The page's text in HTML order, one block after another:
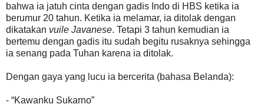
bahwa ia jatuh cinta dengan gadis Indo di HBS ketika ia
berumur 20 tahun. Ketika ia melamar, ia ditolak dengan
dikatakan vuile Javanese. Tetapi 3 tahun kemudian ia
bertemu dengan gadis itu sudah begitu rusaknya sehingga
ia senang pada Tuhan karena ia ditolak.
Dengan gaya yang lucu ia bercerita (bahasa Belanda):
- “Kawanku Sukarno”